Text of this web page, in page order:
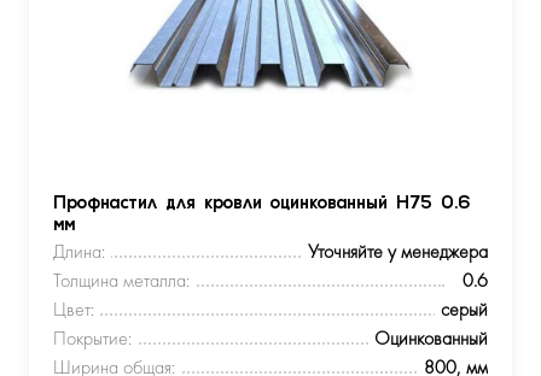
Профнастил для кровли оцинкованный Н75 0.6
мм
Длина:
Уточняйте у менеджера
Толщина металла:
0.6
Цвет:
серый
Покрытие:
Оцинкованный
Ширина общая:
800, мм